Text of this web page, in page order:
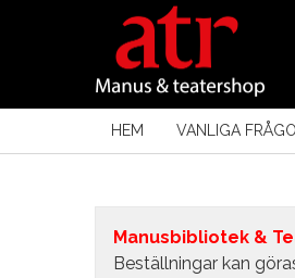
HEM VANLIGA
Manusbibliotek &
Beställningar kan